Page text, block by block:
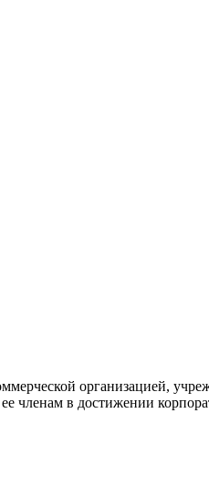
организацией,
членам в достижении